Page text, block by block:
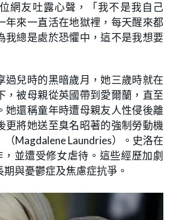
網友吐露心聲，「我不是我自己
年來一直活在地獄裡，每天醒來都
我總是處於恐懼中，這不是我想要
過兒時的黑暗歲月，她三歲時就在
，被母親從英國帶到愛爾蘭，直至
她還稱童年時遭母親友人性侵後離
更將她送至臭名昭著的強制勞動機
Magdalene Laundries）。史洛在
並遭受修女虐待。這些經歷加劇
與憂鬱症及焦慮症抗爭。